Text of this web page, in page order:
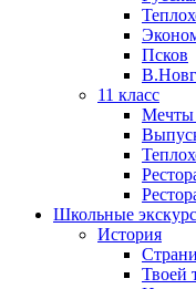
Псков
11 класс
Мечты
Школьные
История
Твоей